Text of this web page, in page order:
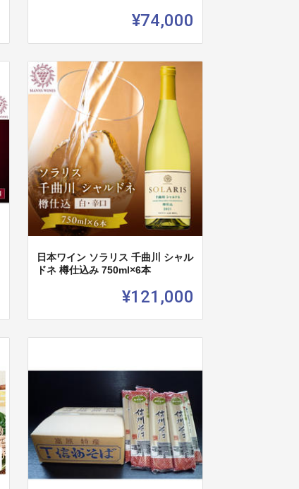
¥74,000
日本ワイン ソラリス 千曲川 シャル
ドネ 樽仕込み 750ml×6本
¥121,000